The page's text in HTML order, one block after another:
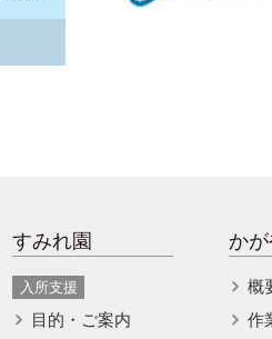
すみれ園
入所支援
目的・ご案内
かが
概
作